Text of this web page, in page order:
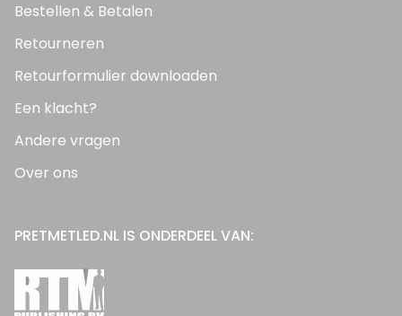
Bestellen & Betalen
Retourneren
Retourformulier downloaden
Een klacht?
Andere vragen
Over ons
PRETMETLED.NL IS ONDERDEEL VAN: